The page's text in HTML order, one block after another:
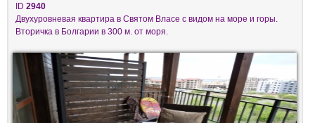
ID 2940
Двухуровневая квартира в Святом Власе с видом на море и горы.
Вторичка в Болгарии в 300 м. от моря.